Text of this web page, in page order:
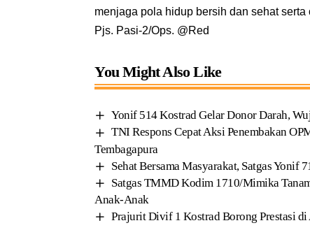
menjaga pola hidup bersih dan sehat
Pjs. Pasi-2/Ops. @Red
You Might Also Like
Yonif 514 Kostrad Gelar Donor Darah,
TNI Respons Cepat Aksi Penembakan
Tembagapura
Sehat Bersama Masyarakat, Satgas Yonif
Satgas TMMD Kodim 1710/Mimika
Anak-Anak
Prajurit Divif 1 Kostrad Borong Prestasi